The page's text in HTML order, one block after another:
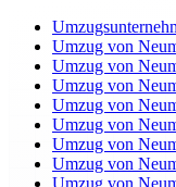
Umzug von
Umzug von
Umzug von
Umzug von
Umzug von
Umzug von
Umzug von
Umzug von